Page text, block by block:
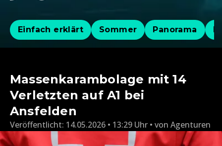
Einfach erklärt Sommer Panorama
Massenkarambolage mit 14
Verletzten auf A1 bei
Ansfelden
Veröffentlicht: 14.05.2026 • 13:29 Uhr von Agenturen